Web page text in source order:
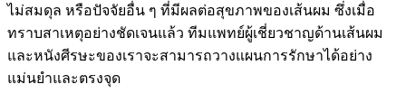
ไม่สมดุล หรือปัจจัยอื่น ๆ ที่มีผลต่อสุขภาพของเส้นผม ซึ่งเมื่อ
ทราบสาเหตุอย่างชัดเจนแล้ว ทีมแพทย์ผู้เชี่ยวชาญด้านเส้นผม
และหนังศีรษะของเราจะสามารถวางแผนการรักษาได้อย่าง
แม่นยำและตรงจุด